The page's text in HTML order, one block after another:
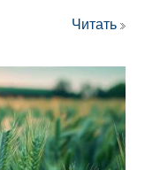
Читать